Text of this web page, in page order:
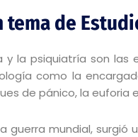
tema de
la psiquiatría son
como la
de pánico, la euforia
mundial,